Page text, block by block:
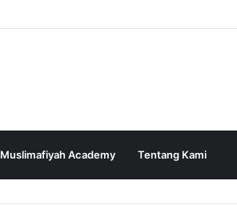
Muslimafiyah Academy Tentang Kami